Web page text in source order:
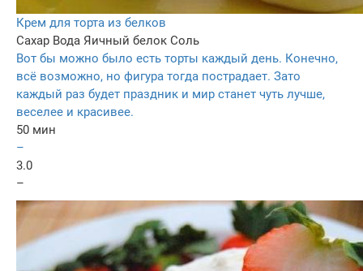
Крем для торта из белков
Сахар Вода Яичный белок Соль
Вот бы можно было есть торты каждый день. Конечно,
всё возможно, но фигура тогда пострадает. Зато
каждый раз будет праздник и мир станет чуть лучше,
веселее и красивее.
50 мин
–
3.0
–